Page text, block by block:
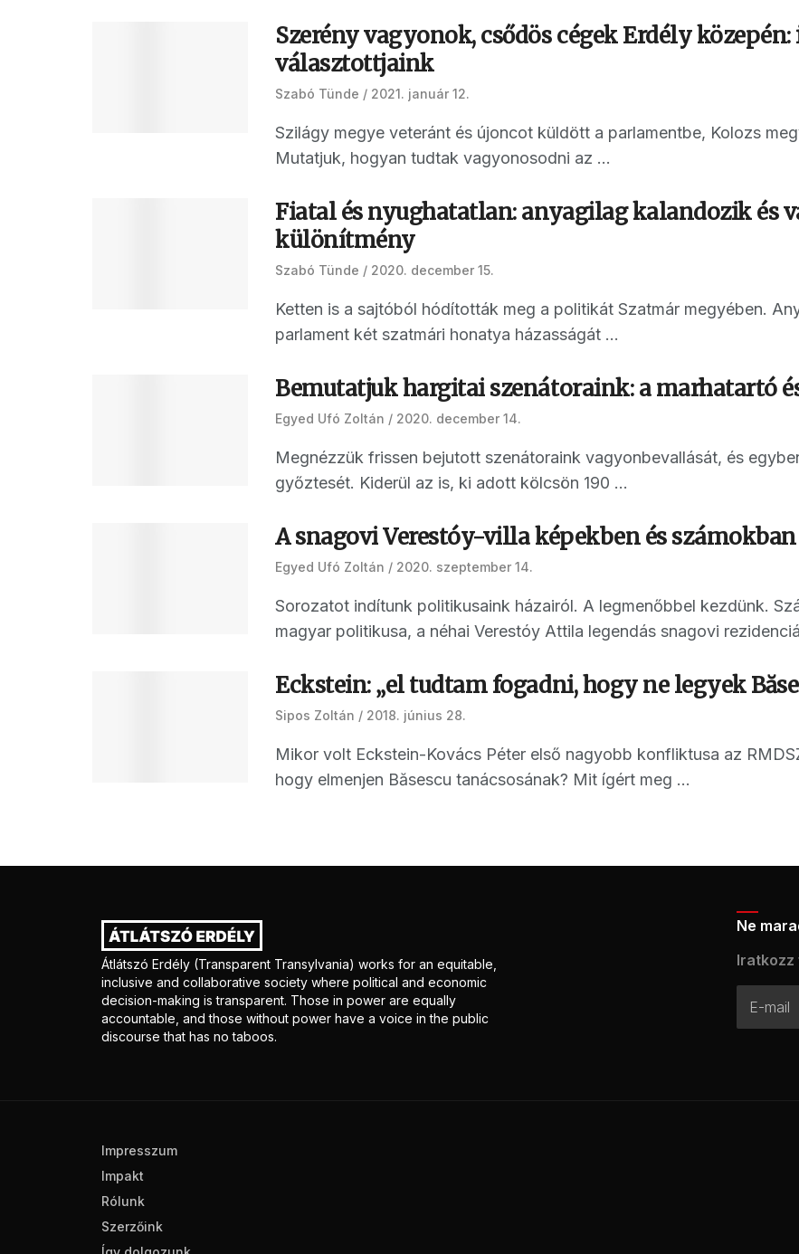
Szerény vagyonok, csődös cégek Erdély
választottjaink
Szabó Tünde 2021. január 12.
Szilágy megye veteránt és újoncot küldött a parlamentbe, Kolozs
Mutatjuk, hogyan tudtak vagyonosodni az ...
Fiatal és nyughatatlan: anyagilag kalandozik és
különítmény
Szabó Tünde 2020. december 15.
Ketten is a sajtóból hódították meg a politikát Szatmár megyében.
parlament két szatmári honatya házasságát ...
Bemutatjuk hargitai szenátoraink: a marhatartó
Egyed Ufó Zoltán 2020. december 14.
Megnézzük frissen bejutott szenátoraink vagyonbevallását, és
győztesét. Kiderül az is, ki adott kölcsön 190 ...
A snagovi Verestóy-villa képekben és számokban
Egyed Ufó Zoltán 2020. szeptember 14.
Sorozatot indítunk politikusaink házairól. A legmenőbbel kezdünk.
magyar politikusa, a néhai Verestóy Attila legendás snagovi
Eckstein: „el tudtam fogadni, hogy ne legyek
Sipos Zoltán 2018. június 28.
Mikor volt Eckstein-Kovács Péter első nagyobb konfliktusa az
hogy elmenjen Băsescu tanácsosának? Mit ígért meg ...
Átlátszó Erdély (Transparent Transylvania) works for an equitable,
inclusive and collaborative society where political and economic
decision-making is transparent. Those in power are equally
accountable, and those without power have a voice in the public
discourse that has no taboos.
Ne
Iratkozz
Impresszum
Impakt
Rólunk
Szerzőink